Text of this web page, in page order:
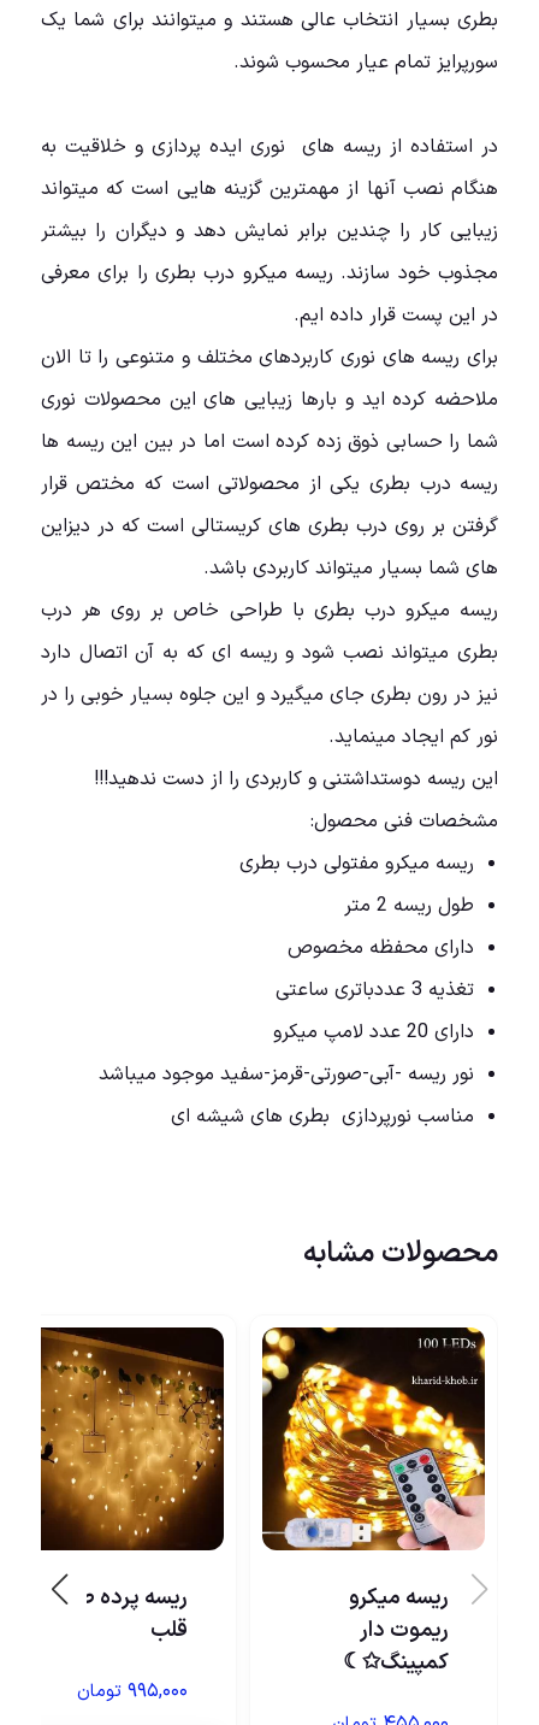
بطری بسیار انتخاب عالی هستند و میتوانند برای شما یک
سورپرایز تمام عیار محسوب شوند.
در استفاده از ریسه های نوری ایده پردازی و خلاقیت به
هنگام نصب آنها از مهمترین گزینه هایی است که میتواند
زیبایی کار را چندین برابر نمایش دهد و دیگران را بیشتر
مجذوب خود سازند. ریسه میکرو درب بطری را برای معرفی
در این پست قرار داده ایم.
برای ریسه های نوری کاربردهای مختلف و متنوعی را تا الان
ملاحضه کرده اید و بارها زیبایی های این محصولات نوری
شما را حسابی ذوق زده کرده است اما در بین این ریسه ها
ریسه درب بطری یکی از محصولاتی است که مختص قرار
گرفتن بر روی درب بطری های کریستالی است که در دیزاین
های شما بسیار میتواند کاربردی باشد.
ریسه میکرو درب بطری با طراحی خاص بر روی هر درب
بطری میتواند نصب شود و ریسه ای که به آن اتصال دارد
نیز در رون بطری جای میگیرد و این جلوه بسیار خوبی را در
نور کم ایجاد مینماید.
این ریسه دوستداشتنی و کاربردی را از دست ندهید!!!
مشخصات فنی محصول:
ریسه میکرومفتولی درب بطری
طول ریسه 2 متر
دارای محفظه مخصوص
تغذیه 3 عددباتری ساعتی
دارای 20 عدد لامپ میکرو
نور ریسه -آبی-صورتی-قرمز-سفید موجود میباشد
مناسبنورپردازی بطری های شیشه ای
محصولات مشابه
ریسه میکرو
ریموت دار
کمپینگ✩☾
ریسه پرده طرح
قلب
۹۹۵,۰۰۰ تومان